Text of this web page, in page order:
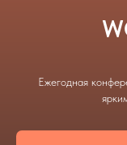
Ежегодная